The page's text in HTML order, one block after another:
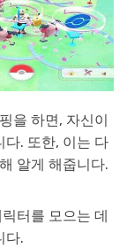
을 하면, 자신이
다. 또한, 이는 다
알게 해줍니다.
터를 모으는 데
다.